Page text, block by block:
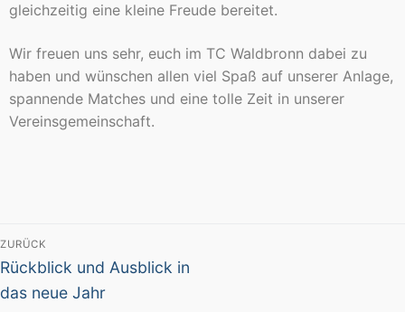
gleichzeitig eine kleine Freude bereitet.
Wir freuen uns sehr, euch im TC Waldbronn dabei zu
haben und wünschen allen viel Spaß auf unserer Anlage,
spannende Matches und eine tolle Zeit in unserer
Vereinsgemeinschaft.
ZURÜCK
Rückblick und Ausblick in
das neue Jahr